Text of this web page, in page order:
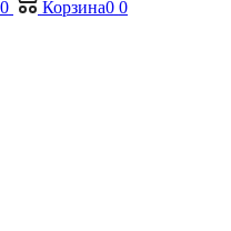
0 Корзина0 0